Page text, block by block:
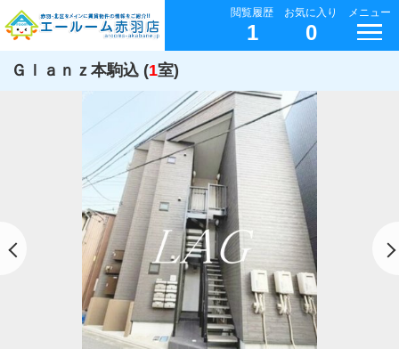
閲覧履歴
1
お気に入り
0
メニュー
Ｇｌａｎｚ本駒込 (1室)